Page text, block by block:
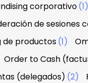
corporativo(1)
de sesiones
de productos(1)
Order to Cash
(delegados) (2)